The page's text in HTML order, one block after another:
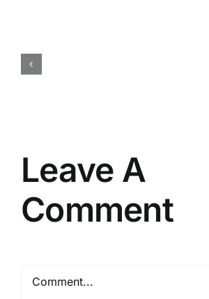
Leave A
Comment
Comment